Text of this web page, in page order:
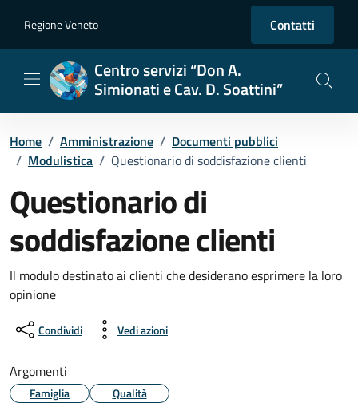
Regione Veneto Contatti
Centro servizi “Don A.
Simionati e Cav. D. Soattini”
Home / Amministrazione / Documenti pubblici
/ Modulistica / Questionario di soddisfazione clienti
Questionario di
soddisfazione clienti
Dettagli del documento
Il modulo destinato ai clienti che desiderano esprimere la loro
opinione
Condividi Vedi azioni
Argomenti
Famiglia Qualità